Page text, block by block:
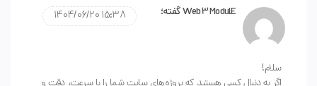
Web3 ModulEگفته؛ 15:38 1404/06/20
سلام!